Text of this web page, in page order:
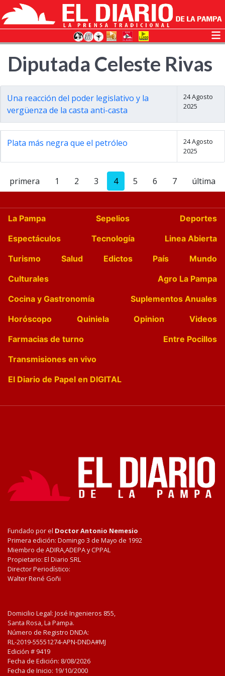
Diputada Celeste Rivas
Una reacción del poder legislativo y la
vergüenza de la casta anti-casta
24 Agosto
2025
Plata más negra que el petróleo
24 Agosto
2025
primera 1 2 3 4 5 6 7 última
La Pampa Sepelios
Deportes
Espectáculos
Tecnología
Linea Abierta
Turismo
Salud Edictos País
Mundo
Culturales
Agro La Pampa
Cocina y Gastronomía
Suplementos Anuales
Horóscopo
Quiniela Opinion
Videos
Farmacias de turno
Entre Pocillos
Transmisiones en vivo
El Diario de Papel en DIGITAL
Fundado por el Doctor Antonio Nemesio
Primera edición: Domingo 3 de Mayo de 1992
Miembro de ADIRA,ADEPA y CPPAL
Propietario: El Diario SRL
Director Periodístico:
Walter René Goñi
Domicilio Legal: José Ingenieros 855,
Santa Rosa, La Pampa.
Número de Registro DNDA:
RL-2019-55551274-APN-DNDA#MJ
Edición # 9419
Fecha de Edición: 8/08/2026
Fecha de Inicio: 19/10/2000